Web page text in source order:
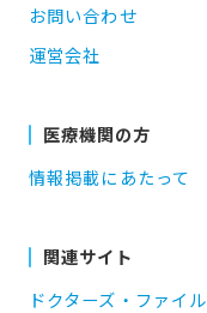
お問い合わせ
運営会社
医療機関の方
情報掲載にあたって
関連サイト
ドクターズ・ファイル